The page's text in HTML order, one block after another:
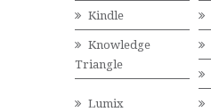
Kindle
Knowledge
Triangle
Lumix